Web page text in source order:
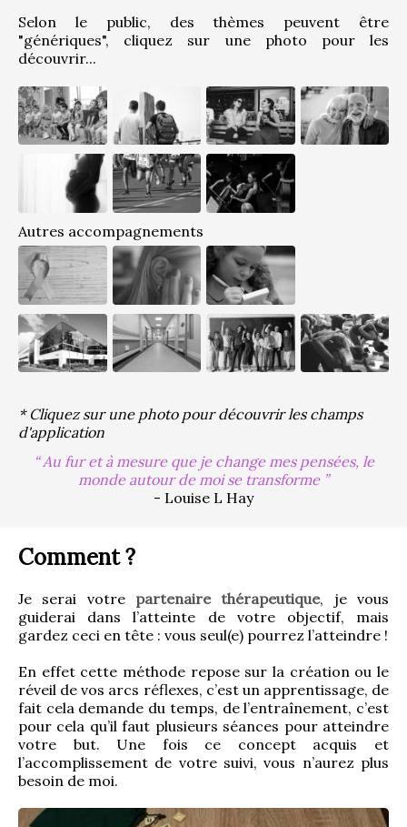
Selon le public, des thèmes peuvent être
"génériques", cliquez sur une photo pour les
découvrir...
Autres accompagnements
* Cliquez sur une photo pour découvrir les champs
d'application
Au fur et à mesure que je change mes pensées, le
monde autour de moi se transforme
- Louise L Hay
Comment ?
Je serai votre partenaire thérapeutique, je vous
guiderai dans l’atteinte de votre objectif, mais
gardez ceci en tête : vous seul(e) pourrez l’atteindre !
En effet cette méthode repose sur la création ou le
réveil de vos arcs réflexes, c’est un apprentissage, de
fait cela demande du temps, de l’entraînement, c’est
pour cela qu’il faut plusieurs séances pour atteindre
votre but. Une fois ce concept acquis et
l’accomplissement de votre suivi, vous n’aurez plus
besoin de moi.